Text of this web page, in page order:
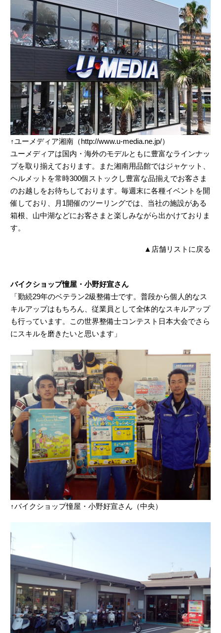
↑ユーメディア湘南（http://www.u-media.ne.jp/）
ユーメディアは国内・海外のモデルともに豊富なラインナッ
プを取り揃えております。また湘南用品館ではジャケット、
ヘルメットを常時300個ストックし豊富な品揃えでお客さま
のお越しをお待ちしております。毎週末に各種イベントを開
催しており、月1開催のツーリングでは、当社の施設がある
箱根、山中湖などにお客さまと楽しみながら出かけておりま
す。
▲ 店舗リストに戻る
バイクショップ憧屋・小野好宣さん
「勤続29年のベテラン2級整備士です。普段から個人的なス
キルアップはもちろん、従業員として全体的なスキルアップ
も行っています。この世界整備士コンテスト日本大会でさら
にスキルを磨きたいと思います」
↑バイクショップ憧屋・小野好宣さん（中央）